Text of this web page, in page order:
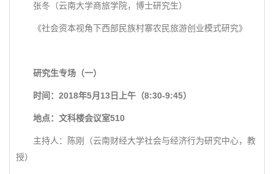
张冬（云南大学商旅学院，博士研究生）
《社会资本视角下西部民族村寨农民旅游创业模式研究》
研究生专场（一）
时间：2018年5月13日上午（8:30-9:45）
地点：文科楼会议室510
主持人：陈刚（云南财经大学社会与经济行为研究中心，教
授）